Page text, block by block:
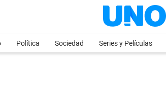
Política Sociedad Series y Películas